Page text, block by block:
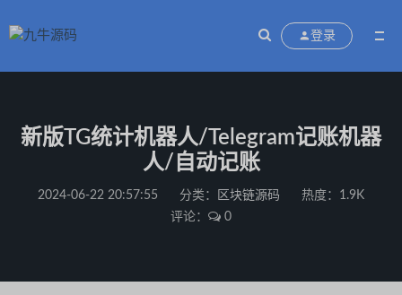
登录
新版TG统计机器人/Telegram记账机器
人/自动记账
2024-06-22 20:57:55 分类： 区块链源码
热度：1.9K
评论：
0